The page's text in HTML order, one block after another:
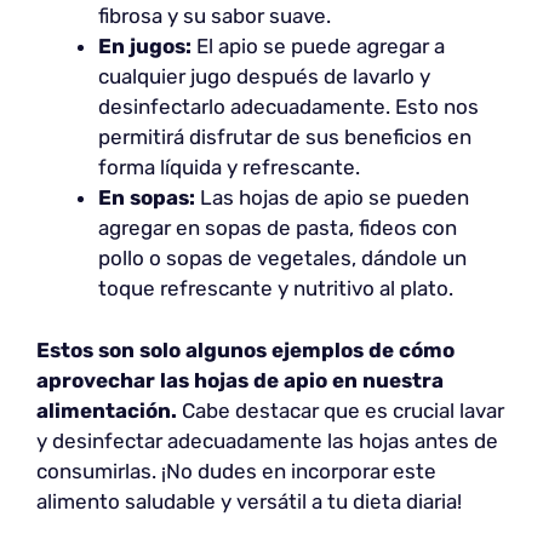
fibrosa y su sabor suave.
En jugos: El apio se puede agregar a
cualquier jugo después de lavarlo y
desinfectarlo adecuadamente. Esto nos
permitirá disfrutar de sus beneficios en
forma líquida y refrescante.
En sopas: Las hojas de apio se pueden
agregar en sopas de pasta, fideos con
pollo o sopas de vegetales, dándole un
toque refrescante y nutritivo al plato.
Estos son solo algunos ejemplos de cómo
aprovechar las hojas de apio en nuestra
alimentación. Cabe destacar que es crucial lavar
y desinfectar adecuadamente las hojas antes de
consumirlas. ¡No dudes en incorporar este
alimento saludable y versátil a tu dieta diaria!